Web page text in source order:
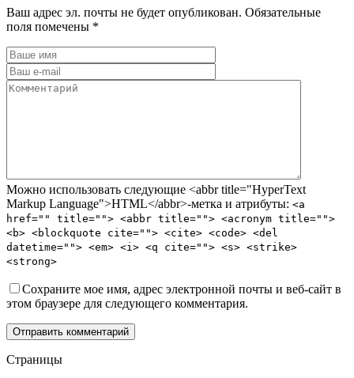
Ваш адрес эл. почты не будет опубликован. Обязательные
поля помечены *
Можно использовать следующие <abbr title="HyperText
Markup Language">HTML</abbr>-метка и атрибуты: <a
href="" title=""> <abbr title=""> <acronym title="">
<b> <blockquote cite=""> <cite> <code> <del
datetime=""> <em> <i> <q cite=""> <s> <strike>
<strong>
Сохраните мое имя, адрес электронной почты и веб-сайт в
этом браузере для следующего комментария.
Отправить комментарий
Страницы